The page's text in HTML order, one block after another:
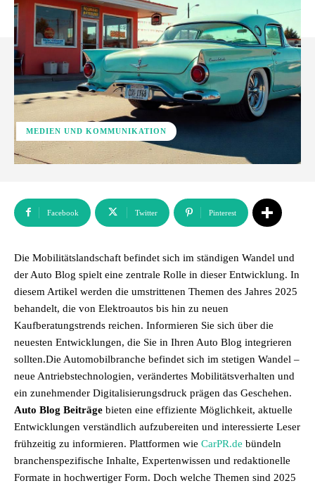
MEDIEN UND KOMMUNIKATION
Facebook Twitter Pinterest
Die Mobilitätslandschaft befindet sich im ständigen Wandel und
der Auto Blog spielt eine zentrale Rolle in dieser Entwicklung. In
diesem Artikel werden die umstrittenen Themen des Jahres 2025
behandelt, die von Elektroautos bis hin zu neuen
Kaufberatungstrends reichen. Informieren Sie sich über die
neuesten Entwicklungen, die Sie in Ihren Auto Blog integrieren
sollten.Die Automobilbranche befindet sich im stetigen Wandel –
neue Antriebstechnologien, verändertes Mobilitätsverhalten und
ein zunehmender Digitalisierungsdruck prägen das Geschehen.
Auto Blog Beiträge bieten eine effiziente Möglichkeit, aktuelle
Entwicklungen verständlich aufzubereiten und interessierte Leser
frühzeitig zu informieren. Plattformen wie CarPR.de bündeln
branchenspezifische Inhalte, Expertenwissen und redaktionelle
Formate in hochwertiger Form. Doch welche Themen sind 2025